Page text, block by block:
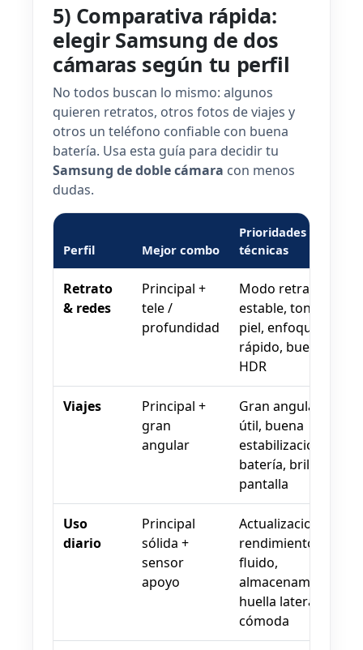
5) Comparativa rápida:
elegir Samsung de dos
cámaras según tu perfil
No todos buscan lo mismo: algunos
quieren retratos, otros fotos de viajes y
otros un teléfono confiable con buena
batería. Usa esta guía para decidir tu
Samsung de doble cámara con menos
dudas.
Perfil Mejor combo
Prioridades
técnicas
Retrato
& redes
Principal +
tele /
profundidad
Modo retrato
estable, tonos de
piel, enfoque
rápido, buen
HDR
Viajes
Principal +
gran
angular
Gran angular
útil, buena
estabilización,
batería, brillo de
pantalla
Uso
diario
Principal
sólida +
sensor
apoyo
Actualizaciones,
rendimiento
fluido,
almacenamiento,
huella lateral
cómoda